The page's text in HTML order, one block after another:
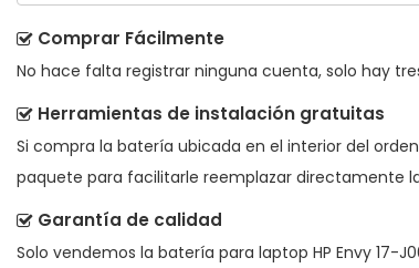
Comprar Fácilmente
No hace falta registrar ninguna cuenta, solo hay
Herramientas de instalación gratuitas
Si compra la batería ubicada en el interior del
paquete para facilitarle reemplazar directamente
Garantía de calidad
Solo vendemos la batería para laptop HP Envy 17-